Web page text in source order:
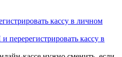
перерегистрировать кассу в